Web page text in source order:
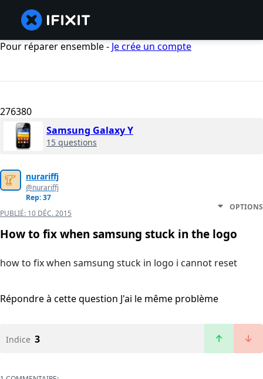
Pour réparer ensemble - Je crée un compte
276380
Samsung Galaxy Y
15 questions
nurariffj
@nurariffj
Rep: 37
PUBLIÉ: 10 DÉC. 2015
OPTIONS
How to fix when samsung stuck in the logo
how to fix when samsung stuck in logo i cannot reset
Répondre à cette question J'ai le même problème
Indice 3